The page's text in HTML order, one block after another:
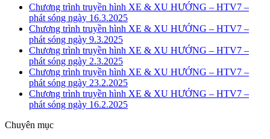
Chương trình truyền hình XE & XU HƯỚNG – HTV7 –
phát sóng ngày 16.3.2025
Chương trình truyền hình XE & XU HƯỚNG – HTV7 –
phát sóng ngày 9.3.2025
Chương trình truyền hình XE & XU HƯỚNG – HTV7 –
phát sóng ngày 2.3.2025
Chương trình truyền hình XE & XU HƯỚNG – HTV7 –
phát sóng ngày 23.2.2025
Chương trình truyền hình XE & XU HƯỚNG – HTV7 –
phát sóng ngày 16.2.2025
Chuyên mục